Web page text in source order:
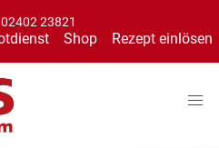
02402 23821
Shop Rezept einlösen